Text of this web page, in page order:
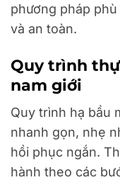
phương pháp
và an toàn.
Quy trình
nam giới
Quy trình hạ bầu
nhanh gọn, nhẹ
hồi phục ngắn.
hành theo các